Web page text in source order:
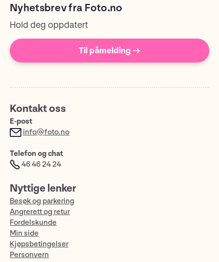
Nyhetsbrev fra Foto.no
Hold deg oppdatert
Til påmelding →
Kontakt oss
E-post
info@foto.no
Telefon og chat
46 46 24 24
Nyttige lenker
Besøk og parkering
Angrerett og retur
Fordelskunde
Min side
Kjøpsbetingelser
Personvern